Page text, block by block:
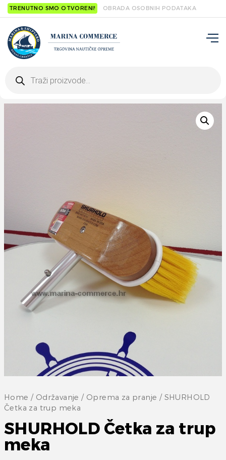
TRENUTNO SMO OTVORENI! OBRADA OSOBNIH PODATAKA
search
Home / Održavanje / Oprema za pranje / SHURHOLD
Četka za trup meka
SHURHOLD Četka za trup
meka